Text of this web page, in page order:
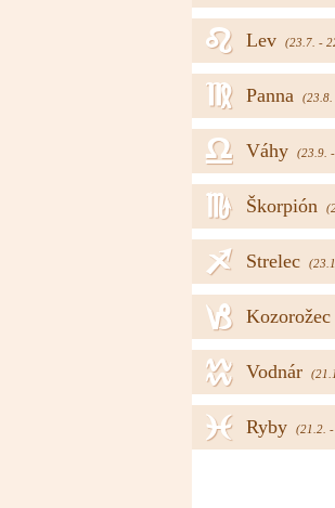
Lev (23.7. -
e
Panna
f
Váhy (23.9.
g
Škorpión
h
Strelec
i
Kozorožec
j
Vodnár
k
Ryby (21.2.
l